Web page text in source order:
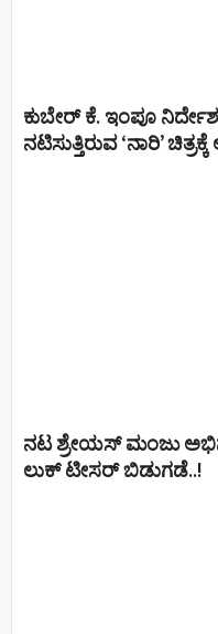
ಕುಬೇರ್ ಕೆ. ಇಂಪೂ
ನಟಿಸುತ್ತಿರುವ ‘ನಾರಿ’
ನಟ ಶ್ರೇಯಸ್ ಮಂಜು
ಲುಕ್ ಟೀಸರ್ ಬಿಡುಗಡೆ..!